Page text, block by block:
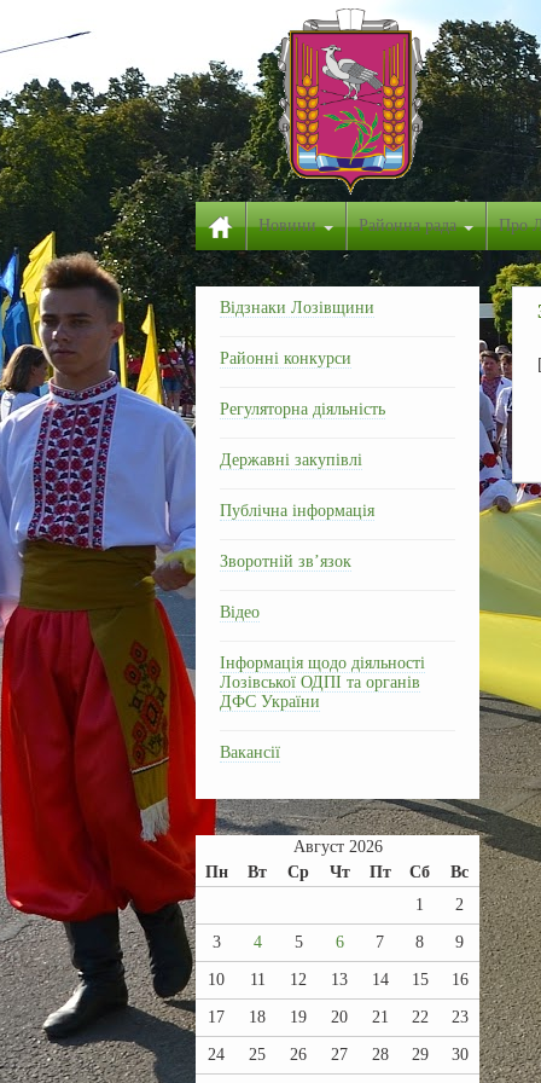
Новини Районна рада Про
Відзнаки Лозівщини
Районні конкурси
Регуляторна діяльність
Державні закупівлі
Публічна інформація
Зворотній зв’язок
Відео
Інформація щодо діяльності
Лозівської ОДПІ та органів
ДФС України
Вакансії
Август 2026
Пн
Вт Ср Чт Пт Сб Вс
1 2
3 4 5 6 7 8 9
10 11 12 13 14 15 16
17 18 19 20 21 22 23
24 25 26 27 28 29 30